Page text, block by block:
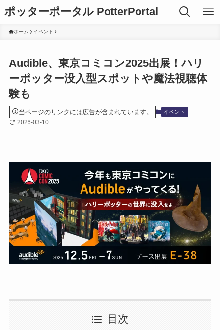
ポッターポータル PotterPortal
ホーム イベント
Audible、東京コミコン2025出展！ハリ
ーポッター没入型スポットや魔法視聴体
験も
当ページのリンクには広告が含まれています。 イベント
2026-03-10
目次